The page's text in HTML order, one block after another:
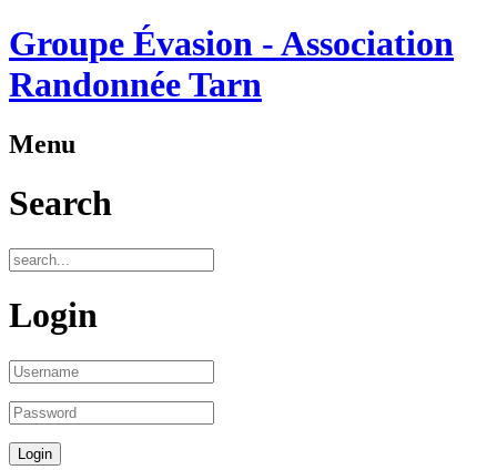
Groupe Évasion - Association
Randonnée Tarn
Menu
Search
Login